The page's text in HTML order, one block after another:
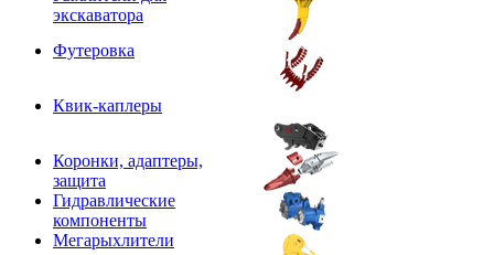
экскаватора
Футеровка
Квик-каплеры
Коронки, адаптеры,
защита
Гидравлические
компоненты
Мегарыхлители